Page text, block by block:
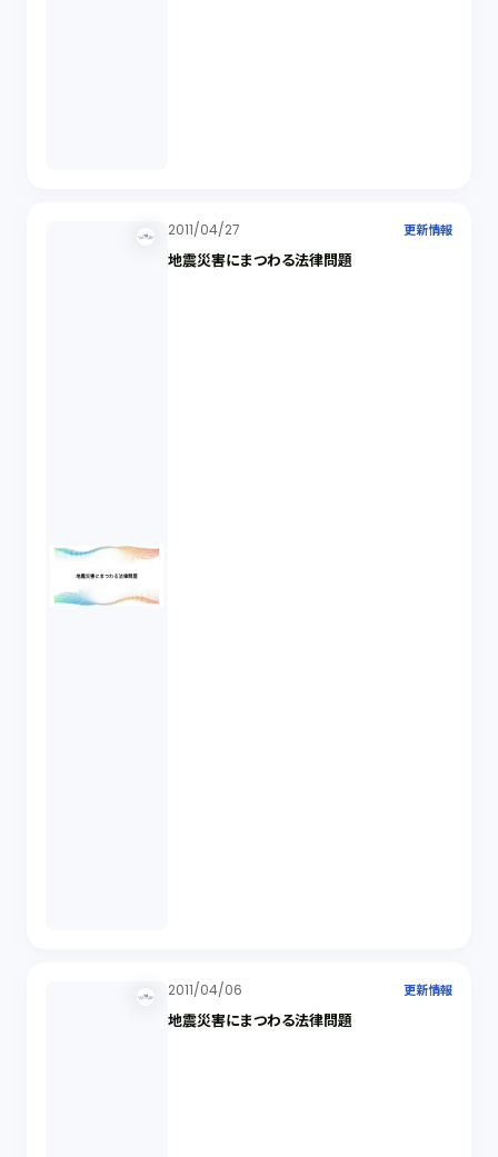
2011/04/27 更新情報
地震災害にまつわる法律問題
2011/04/06 更新情報
地震災害にまつわる法律問題